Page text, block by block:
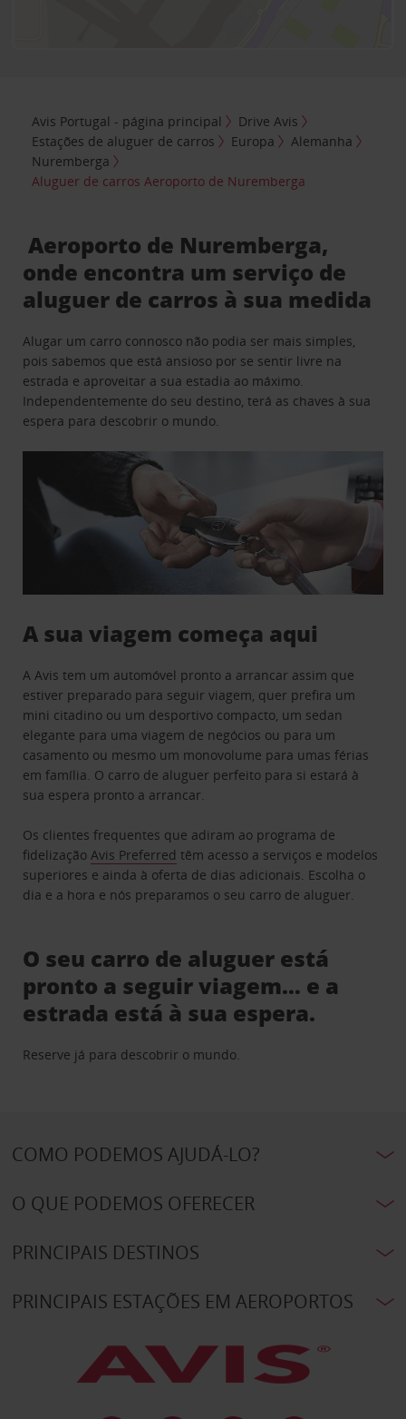
Avis Portugal - página principal
Drive Avis
Estações de aluguer de carros
Europa
Alemanha
Nuremberga
Aluguer de carros Aeroporto de Nuremberga
Aeroporto de Nuremberga,
onde encontra um serviço de
aluguer de carros à sua medida
Alugar um carro connosco não podia ser mais simples,
pois sabemos que está ansioso por se sentir livre na
estrada e aproveitar a sua estadia ao máximo.
Independentemente do seu destino, terá as chaves à sua
espera para descobrir o mundo.
A sua viagem começa aqui
A Avis tem um automóvel pronto a arrancar assim que
estiver preparado para seguir viagem, quer prefira um
mini citadino ou um desportivo compacto, um sedan
elegante para uma viagem de negócios ou para um
casamento ou mesmo um monovolume para umas férias
em família. O carro de aluguer perfeito para si estará à
sua espera pronto a arrancar.
Os clientes frequentes que adiram ao programa de
fidelizaçãoAvis Preferred têm acesso a serviços e modelos
superiores e ainda à oferta de dias adicionais. Escolha o
dia e a hora e nós preparamos o seu carro de aluguer.
O seu carro de aluguer está
pronto a seguir viagem… e a
estrada está à sua espera.
Reserve já para descobrir o mundo.
COMO PODEMOS AJUDÁ-LO?
O QUE PODEMOS OFERECER
PRINCIPAIS DESTINOS
PRINCIPAIS ESTAÇÕES EM AEROPORTOS